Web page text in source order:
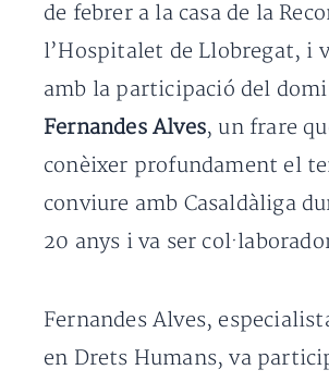
de febrer a la casa de la
l’Hospitalet de Llobregat, i
amb la participació del
Fernandes Alves, un frare
conèixer profundament el
conviure amb Casaldàliga
20 anys i va ser
Fernandes Alves,
en Drets Humans, va